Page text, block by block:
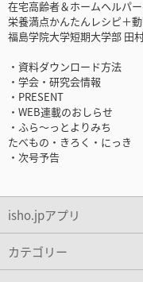
在宅高齢者＆ホームヘルパ
栄養満点かんたんレシピ＋
福島学院大学短期大学部 田
・資料ダウンロード方法
・学会・研究会情報
・PRESENT
・WEB連載のおしらせ
・ふら～っとよりみち
たべもの・きろく・にっき
・次号予告
isho.jpアプリ
カテゴリー